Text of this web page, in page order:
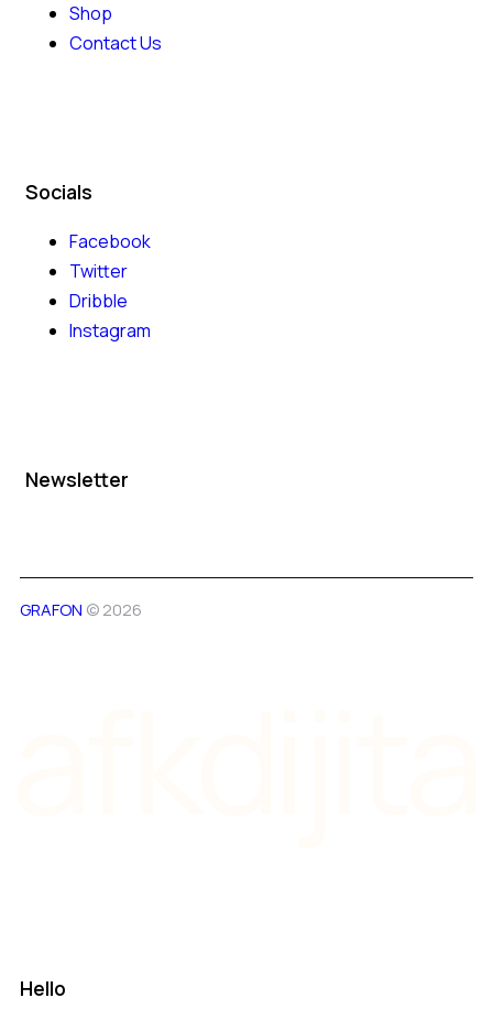
Shop
Contact Us
Socials
Facebook
Twitter
Dribble
Instagram
Newsletter
GRAFON © 2026
Hello